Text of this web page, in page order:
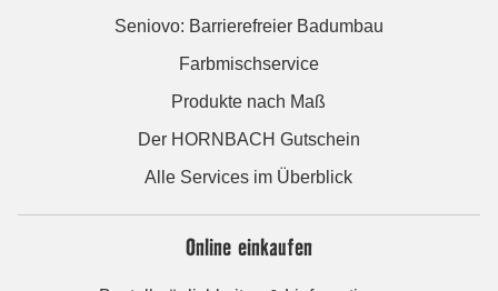
Seniovo: Barrierefreier Badumbau
Farbmischservice
Produkte nach Maß
Der HORNBACH Gutschein
Alle Services im Überblick
Online einkaufen